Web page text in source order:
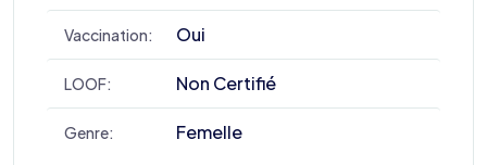
Vaccination: Oui
LOOF: Non Certifié
Genre: Femelle